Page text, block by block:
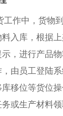
工作中，货物
入库，根据
，进行产品
由员工登陆
移位等货位
或生产材料